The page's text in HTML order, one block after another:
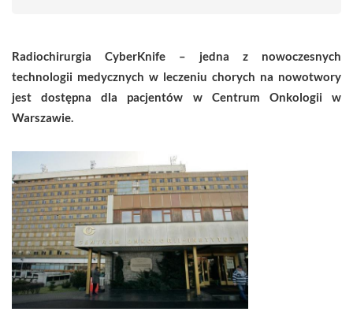
Radiochirurgia CyberKnife – jedna z nowoczesnych
technologii medycznych w leczeniu chorych na nowotwory
jest dostępna dla pacjentów w Centrum Onkologii w
Warszawie.